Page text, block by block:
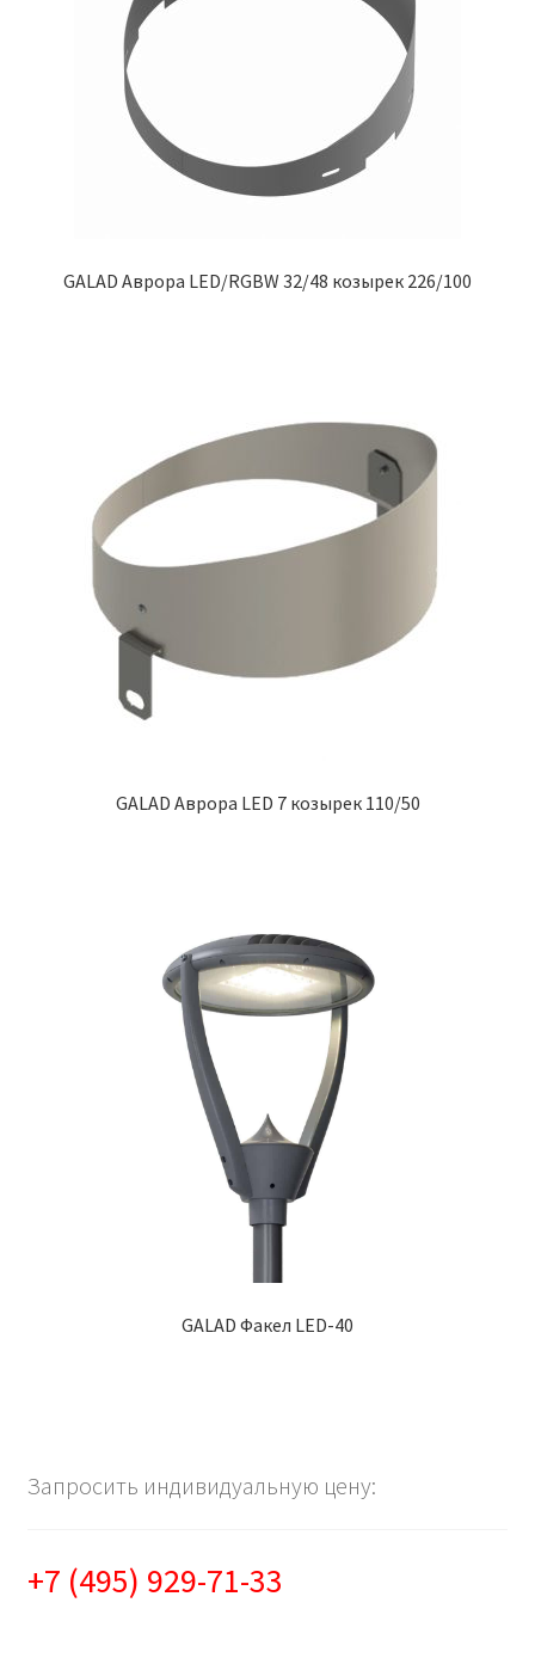
GALAD Аврора LED/RGBW 32/48 козырек 226/100
GALAD Аврора LED 7 козырек 110/50
GALAD Факел LED-40
Запросить индивидуальную цену:
+7 (495) 929-71-33